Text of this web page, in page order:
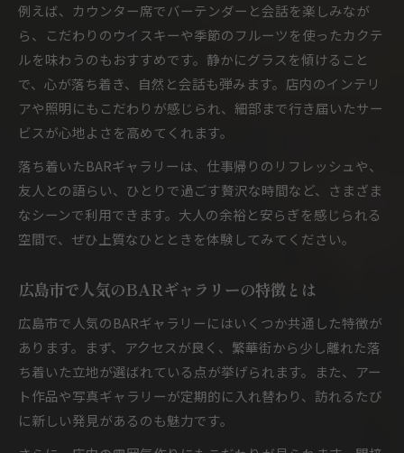
例えば、カウンター席でバーテンダーと会話を楽しみなが
ら、こだわりのウイスキーや季節のフルーツを使ったカクテ
ルを味わうのもおすすめです。静かにグラスを傾けること
で、心が落ち着き、自然と会話も弾みます。店内のインテリ
アや照明にもこだわりが感じられ、細部まで行き届いたサー
ビスが心地よさを高めてくれます。
落ち着いたBARギャラリーは、仕事帰りのリフレッシュや、
友人との語らい、ひとりで過ごす贅沢な時間など、さまざま
なシーンで利用できます。大人の余裕と安らぎを感じられる
空間で、ぜひ上質なひとときを体験してみてください。
広島市で人気のBARギャラリーの特徴とは
広島市で人気のBARギャラリーにはいくつか共通した特徴が
あります。まず、アクセスが良く、繁華街から少し離れた落
ち着いた立地が選ばれている点が挙げられます。また、アー
ト作品や写真ギャラリーが定期的に入れ替わり、訪れるたび
に新しい発見があるのも魅力です。